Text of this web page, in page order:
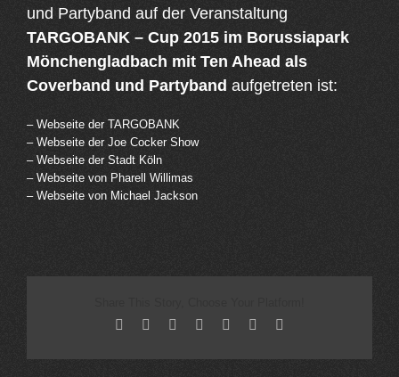
und Partyband auf der Veranstaltung
TARGOBANK – Cup 2015 im Borussiapark
Mönchengladbach mit Ten Ahead als
Coverband und Partyband aufgetreten ist:
– Webseite der TARGOBANK
– Webseite der Joe Cocker Show
– Webseite der Stadt Köln
– Webseite von Pharell Willimas
– Webseite von Michael Jackson
Facebook Reddit LinkedIn
TumblrPinterest